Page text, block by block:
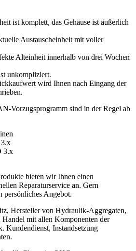
ist komplett, das Gehäuse ist äußerlich
Austauscheinheit mit voller
Alteinheit innerhalb von drei Wochen
unkompliziert.
wird Ihnen nach Eingang der
Vorzugsprogramm sind in der Regel ab
3.x
bieten wir Ihnen einen
Reparaturservice an. Gern
persönliches Angebot.
Hersteller von Hydraulik-Aggregaten,
mit allen Komponenten der
Kundendienst, Instandsetzung